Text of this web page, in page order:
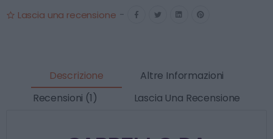
Lascia una recensione -
Descrizione
Altre Informazioni
Recensioni (1)
Lascia Una Recensione